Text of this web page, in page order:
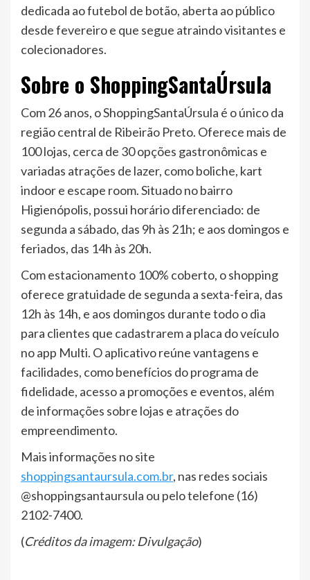
dedicada ao futebol de botão, aberta ao público
desde fevereiro e que segue atraindo visitantes e
colecionadores.
Sobre o ShoppingSantaÚrsula
Com 26 anos, o ShoppingSantaÚrsula é o único da
região central de Ribeirão Preto. Oferece mais de
100 lojas, cerca de 30 opções gastronômicas e
variadas atrações de lazer, como boliche, kart
indoor e escape room. Situado no bairro
Higienópolis, possui horário diferenciado: de
segunda a sábado, das 9h às 21h; e aos domingos e
feriados, das 14h às 20h.
Com estacionamento 100% coberto, o shopping
oferece gratuidade de segunda a sexta-feira, das
12h às 14h, e aos domingos durante todo o dia
para clientes que cadastrarem a placa do veículo
no app Multi. O aplicativo reúne vantagens e
facilidades, como benefícios do programa de
fidelidade, acesso a promoções e eventos, além
de informações sobre lojas e atrações do
empreendimento.
Mais informações no site
shoppingsantaursula.com.br, nas redes sociais
@shoppingsantaursula ou pelo telefone (16)
2102-7400.
(Créditos da imagem: Divulgação)